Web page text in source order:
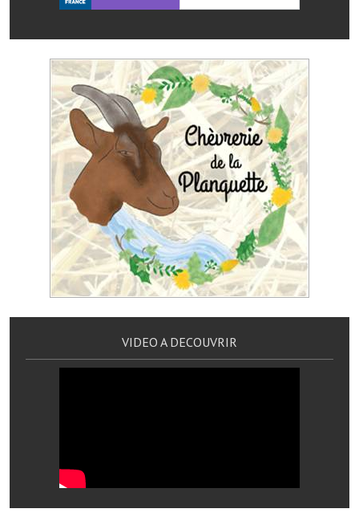
Les réseaux partenaires
L'association des maires
L'office de tourisme
Le conseil départemental
VILLE PRATIQUE
Services publics intercommunaux
Affaires scolaires, CCAS
Eaux, assainissement
France services
Déchets ménagers, tri sélectif, encombrants
Services publics communaux
Biens à louer
VIDEO A DECOUVRIR